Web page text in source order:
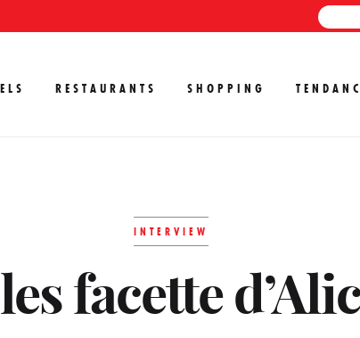
RESTAURANTS SHOPPING
INTERVIEW
facette